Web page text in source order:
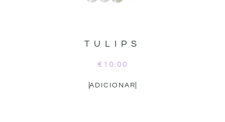
TULIPS
€ 10.00
ADICIONAR